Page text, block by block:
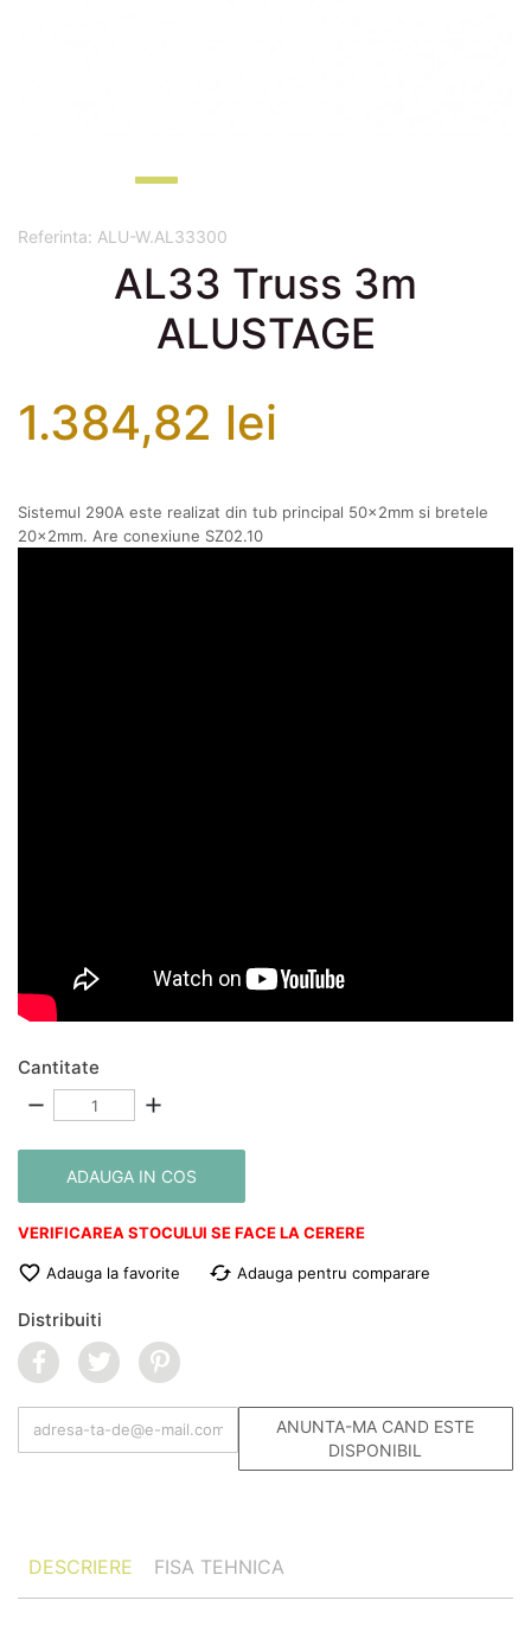
Referinta: ALU-W.AL33300
AL33 Truss 3m
ALUSTAGE
1.384,82 lei
Sistemul 290A este realizat din tub principal 50x2mm si bretele
20x2mm. Are conexiune SZ02.10
Cantitate
remove add
ADAUGA IN COS
VERIFICAREA STOCULUI SE FACE LA CERERE
 Adauga la favorite cached Adauga pentru comparare
Distribuiti
ANUNTA-MA CAND ESTE
DISPONIBIL
DESCRIERE FISA TEHNICA